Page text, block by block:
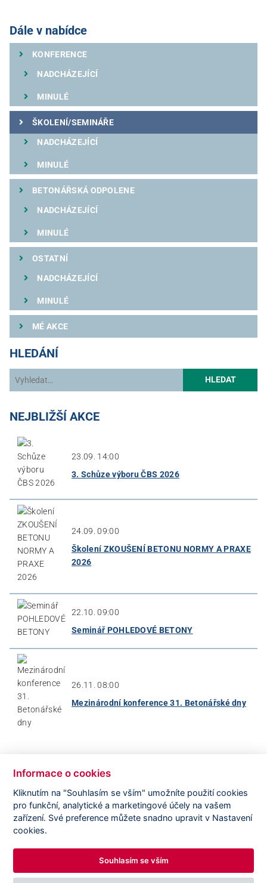
Dále v nabídce
KONFERENCE
NADCHÁZEJÍCÍ
MINULÉ
ŠKOLENÍ/SEMINÁŘE
NADCHÁZEJÍCÍ
MINULÉ
BETONÁŘSKÁ ODPOLENE
NADCHÁZEJÍCÍ
MINULÉ
OSTATNÍ
NADCHÁZEJÍCÍ
MINULÉ
MÉ AKCE
HLEDÁNÍ
HLEDAT
NEJBLIŽŠÍ AKCE
23.09. 14:00
3. Schůze výboru ČBS 2026
24.09. 09:00
Školení ZKOUŠENÍ BETONU NORMY A PRAXE
2026
22.10. 09:00
Seminář POHLEDOVÉ BETONY
26.11. 08:00
Mezinárodní konference 31. Betonářské dny
ABC Concrete Concrete Dictionary ECSN
Informace o cookies
Kliknutím na "Souhlasím se vším" umožníte použití cookies
pro funkční, analytické a marketingové účely na vašem
zařízení. Své preference můžete snadno upravit v Nastavení
cookies.
Souhlasím se vším